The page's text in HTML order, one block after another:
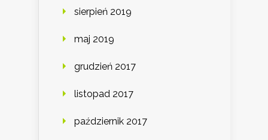
sierpień 2019
maj 2019
grudzień 2017
listopad 2017
październik 2017